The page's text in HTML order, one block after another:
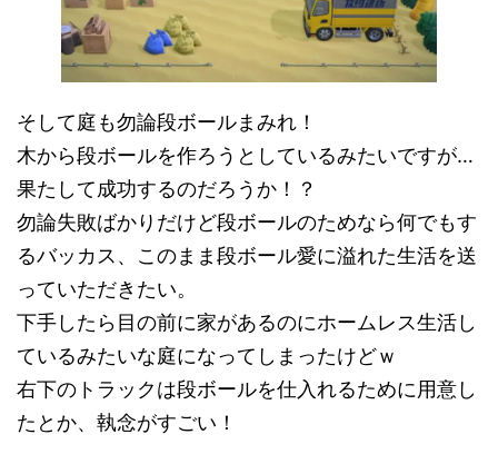
そして庭も勿論段ボールまみれ！
木から段ボールを作ろうとしているみたいですが…
果たして成功するのだろうか！？
勿論失敗ばかりだけど段ボールのためなら何でもす
るバッカス、このまま段ボール愛に溢れた生活を送
っていただきたい。
下手したら目の前に家があるのにホームレス生活し
ているみたいな庭になってしまったけどｗ
右下のトラックは段ボールを仕入れるために用意し
たとか、執念がすごい！